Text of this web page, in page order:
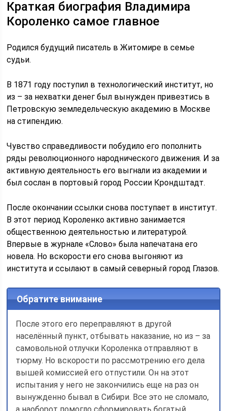
Краткая биография Владимира
Короленко самое главное
Родился будущий писатель в Житомире в семье
судьи.
В 1871 году поступил в технологический институт, но
из – за нехватки денег был вынужден привезтись в
Петровскую земледельческую академию в Москве
на стипендию.
Чувство справедливости побудило его пополнить
ряды революционного народнического движения. И за
активную деятельность его выгнали из академии и
был сослан в портовый город России Крондштадт.
После окончании ссылки снова поступает в институт.
В этот период Короленко активно занимается
общественною деятельностью и литературой.
Впервые в журнале «Слово» была напечатана его
новела. Но вскорости его снова выгоняют из
института и ссылают в самый северный город Глазов.
Обратите внимание
После этого его переправляют в другой
населённый пункт, отбывать наказание, но из – за
самовольной отлучки Короленка отправляют в
тюрму. Но вскорости по рассмотрению его дела
вышей комиссией его отпустили. Он на этот
испытания у него не закончились еще на раз он
вынужденно бывал в Сибири. Все это не сломало,
а наоборот помогло сформировать богатый